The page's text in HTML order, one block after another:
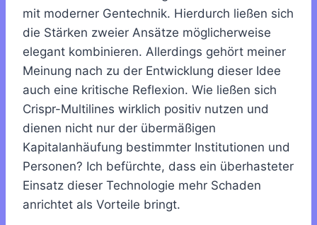
mit moderner Gentechnik. Hierdurch ließen sich
die Stärken zweier Ansätze möglicherweise
elegant kombinieren. Allerdings gehört meiner
Meinung nach zu der Entwicklung dieser Idee
auch eine kritische Reflexion. Wie ließen sich
Crispr-Multilines wirklich positiv nutzen und
dienen nicht nur der übermäßigen
Kapitalanhäufung bestimmter Institutionen und
Personen? Ich befürchte, dass ein überhasteter
Einsatz dieser Technologie mehr Schaden
anrichtet als Vorteile bringt.